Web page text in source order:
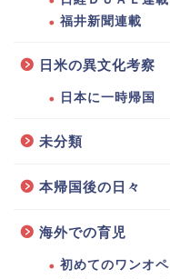
福井新聞連載
日米の異文化考察
日本に一時帰国
未分類
本帰国後の日々
海外での育児
初めてのワンオペ